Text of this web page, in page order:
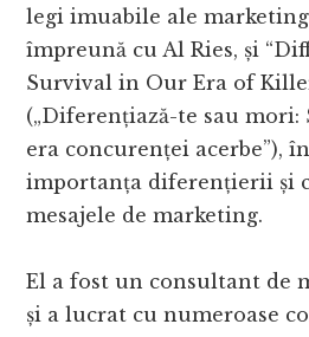
legi imuabile ale
împreună cu Al Ries, și
Survival in Our Era of
(„Diferențiază-te sau
era concurenței acerbe”),
importanța diferențierii și
mesajele de marketing.
El a fost un consultant de
și a lucrat cu numeroase